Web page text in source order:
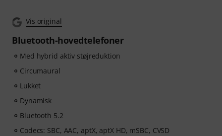
Vis original
Bluetooth-hovedtelefoner
Med hybrid aktiv støjreduktion
Circumaural
Lukket
Dynamisk
Bluetooth 5.2
Codecs: SBC, AAC, aptX, aptX HD, mSBC, CVSD